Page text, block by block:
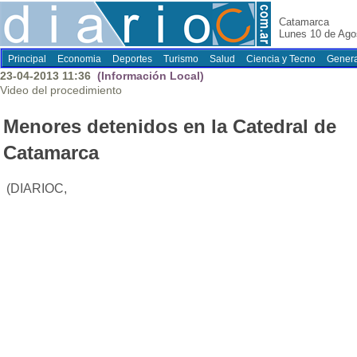
Catamarca
Lunes 10 de
Principal Economia Deportes Turismo Salud Ciencia y Tecno
23-04-2013 11:36 (Información Local)
Video del procedimiento
Menores detenidos en la Catedral de
Catamarca
(DIARIOC,